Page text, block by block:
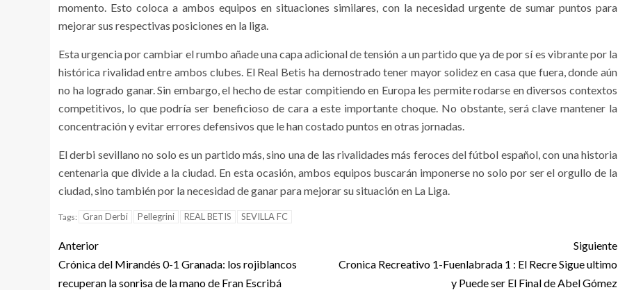
momento. Esto coloca a ambos equipos en situaciones similares, con la necesidad urgente de sumar puntos para
mejorar sus respectivas posiciones en la liga.
Esta urgencia por cambiar el rumbo añade una capa adicional de tensión a un partido que ya de por sí es vibrante por la
histórica rivalidad entre ambos clubes. El Real Betis ha demostrado tener mayor solidez en casa que fuera, donde aún
no ha logrado ganar. Sin embargo, el hecho de estar compitiendo en Europa les permite rodarse en diversos contextos
competitivos, lo que podría ser beneficioso de cara a este importante choque. No obstante, será clave mantener la
concentración y evitar errores defensivos que le han costado puntos en otras jornadas.
El derbi sevillano no solo es un partido más, sino una de las rivalidades más feroces del fútbol español, con una historia
centenaria que divide a la ciudad. En esta ocasión, ambos equipos buscarán imponerse no solo por ser el orgullo de la
ciudad, sino también por la necesidad de ganar para mejorar su situación en La Liga.
Tags: Gran Derbi Pellegrini REAL BETIS SEVILLA FC
Anterior
Crónica del Mirandés 0-1 Granada: los rojiblancos
recuperan la sonrisa de la mano de Fran Escribá
Siguiente
Cronica Recreativo 1-Fuenlabrada 1 : El Recre Sigue ultimo
y Puede ser El Final de Abel Gómez